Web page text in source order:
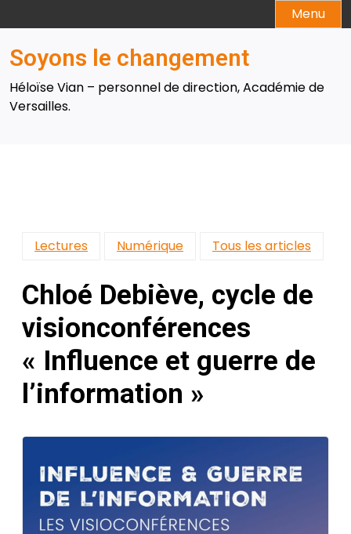
to
content
Menu
Soyons le changement
Héloïse Vian – personnel de direction, Académie de
Versailles.
Lectures Numérique Tous les articles
Chloé Debiève, cycle de
visionconférences
« Influence et guerre de
l’information »